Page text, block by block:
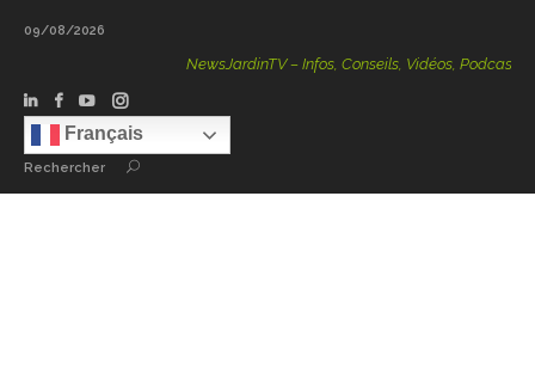
09/08/2026
NewsJardinTV – Infos, Conseils, Vidéos, Podcasts – 100
Français
Rechercher